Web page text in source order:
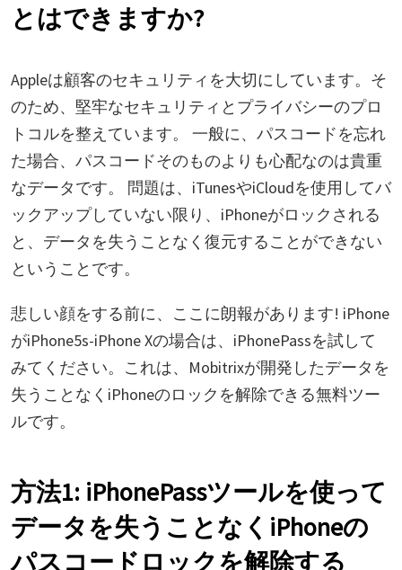
とはできますか?
Appleは顧客のセキュリティを大切にしています。そ
のため、堅牢なセキュリティとプライバシーのプロ
トコルを整えています。 一般に、パスコードを忘れ
た場合、パスコードそのものよりも心配なのは貴重
なデータです。 問題は、iTunesやiCloudを使用してバ
ックアップしていない限り、iPhoneがロックされる
と、データを失うことなく復元することができない
ということです。
悲しい顔をする前に、ここに朗報があります! iPhone
がiPhone5s-iPhone Xの場合は、iPhonePassを試して
みてください。これは、Mobitrixが開発したデータを
失うことなくiPhoneのロックを解除できる無料ツー
ルです。
方法1: iPhonePassツールを使って
データを失うことなくiPhoneの
パスコードロックを解除する